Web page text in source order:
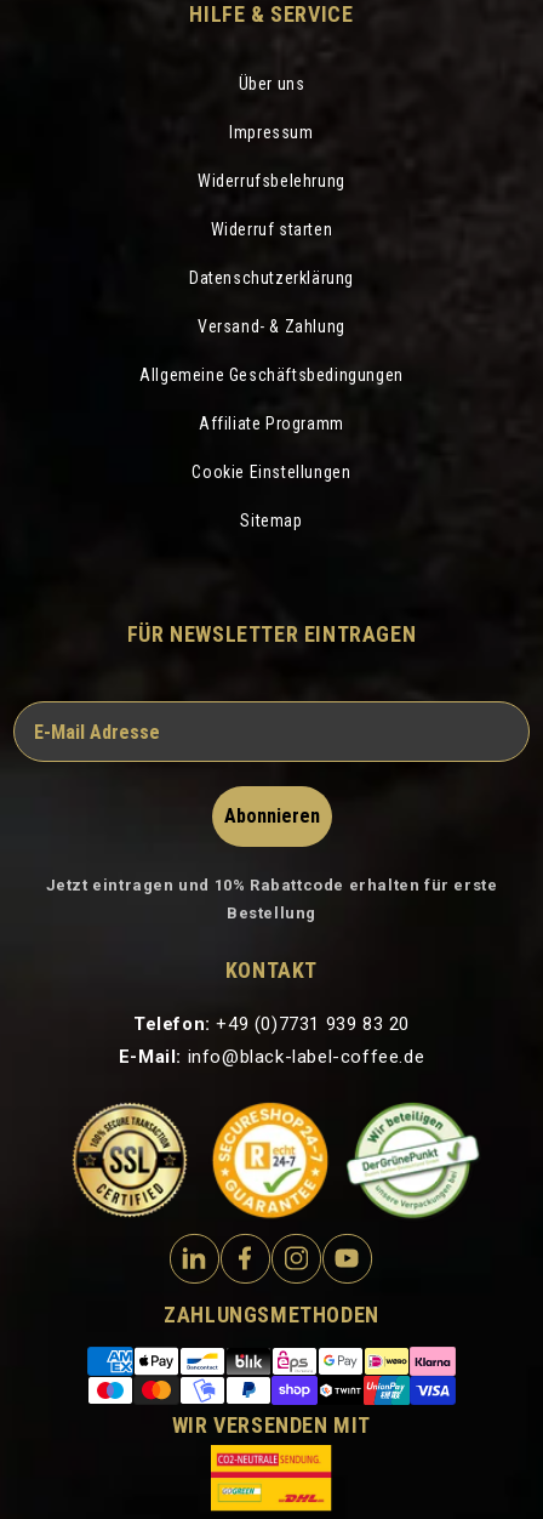
HILFE & SERVICE
Über uns
Impressum
Widerrufsbelehrung
Widerruf starten
Datenschutzerklärung
Versand- & Zahlung
Allgemeine Geschäftsbedingungen
Affiliate Programm
Cookie Einstellungen
Sitemap
FÜR NEWSLETTER EINTRAGEN
Abonnieren
Jetzt eintragen und 10% Rabattcode erhalten für erste
Bestellung
KONTAKT
Telefon: +49 (0)7731 939 83 20
E-Mail: info@black-label-coffee.de
ZAHLUNGSMETHODEN
WIR VERSENDEN MIT